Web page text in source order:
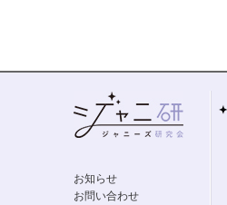
お知らせ
お問い合わせ